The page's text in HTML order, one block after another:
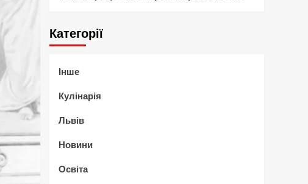
Категорії
Інше
Кулінарія
Львів
Новини
Освіта